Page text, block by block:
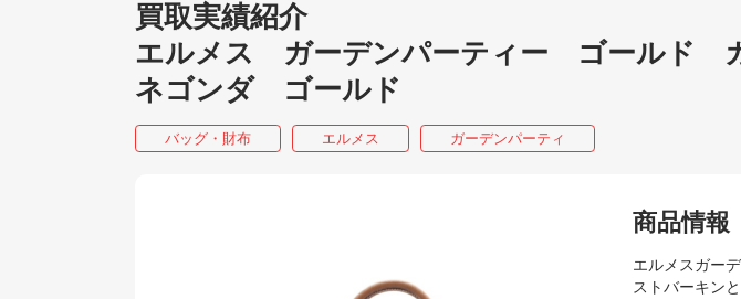
買取実績紹介
エルメス ガーデンパーティー ゴールド
ネゴンダ ゴールド
バッグ・財布 エルメス ガーデンパーティ
商品情報
エルメスガー
ストバーキン